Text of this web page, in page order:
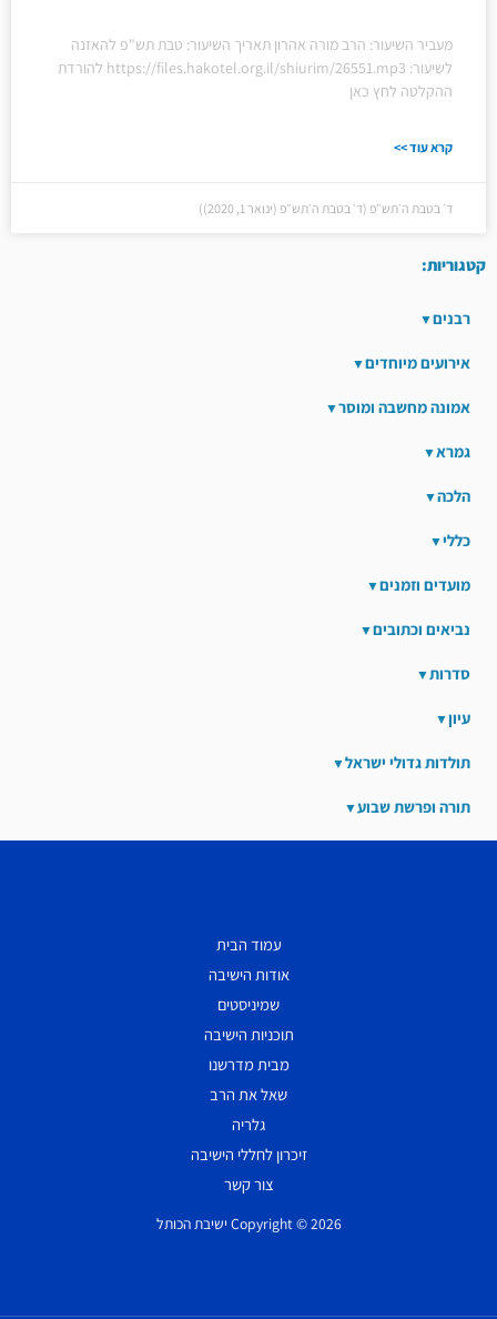
מעביר השיעור: הרב מורה אהרון תאריך השיעור: טבת תש"פ להאזנה
לשיעור: https://files.hakotel.org.il/shiurim/26551.mp3 להורדת
ההקלטה לחץ כאן
קרא עוד >>
ד׳ בטבת ה׳תש״פ (ד׳ בטבת ה׳תש״פ (ינואר 1, 2020))
קטגוריות:
רבנים
אירועים מיוחדים
אמונה מחשבה ומוסר
גמרא
הלכה
כללי
מועדים וזמנים
נביאים וכתובים
סדרות
עיון
תולדות גדולי ישראל
תורה ופרשת שבוע
עמוד הבית
אודות הישיבה
שמיניסטים
תוכניות הישיבה
מבית מדרשנו
שאל את הרב
גלריה
זיכרון לחללי הישיבה
צור קשר
Copyright © 2026 ישיבת הכותל